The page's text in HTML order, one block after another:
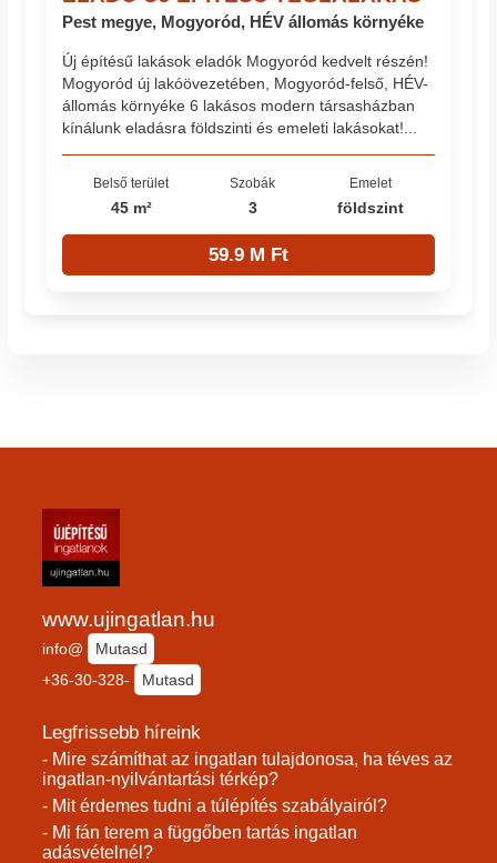
Pest megye, Mogyoród, HÉV állomás környéke
Új építésű lakások eladók Mogyoród kedvelt részén!
Mogyoród új lakóövezetében, Mogyoród-felső, HÉV-
állomás környéke 6 lakásos modern társasházban
kínálunk eladásra földszinti és emeleti lakásokat!...
Belső terület
45 m²
Szobák
3
Emelet
földszint
59.9 M Ft
www.ujingatlan.hu
info@
Mutasd
+36-30-328-
Mutasd
Legfrissebb híreink
- Mire számíthat az ingatlan tulajdonosa, ha téves az
ingatlan-nyilvántartási térkép?
- Mit érdemes tudni a túlépítés szabályairól?
- Mi fán terem a függőben tartás ingatlan
adásvételnél?